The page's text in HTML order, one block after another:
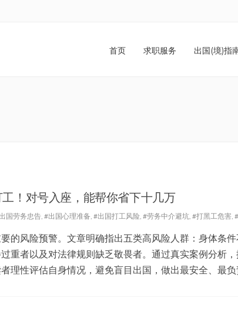
首页 求职服务 出国(境)指
！对号入座，能帮你省下十几万
国劳务忠告, #出国心理准备, #出国打工风险, #劳务中介避坑, #打黑工危害,
的风险预警。文章明确指出五类高风险人群：身体条
重者以及对法律规则缺乏敬畏者。通过真实案例分析
理性评估自身情况，避免盲目出国，做出最安全、最负